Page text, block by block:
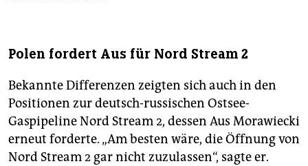
Polen fordert Aus für Nord Stream 2
Bekannte Differenzen zeigten sich auch in den
Positionen zur deutsch-russischen Ostsee-
Gaspipeline Nord Stream 2, dessen Aus Morawiecki
erneut forderte. „Am besten wäre, die Öffnung von
Nord Stream 2 gar nicht zuzulassen“, sagte er.